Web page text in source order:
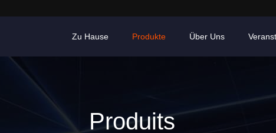
Zu Hause Produkte Über Uns
Produits